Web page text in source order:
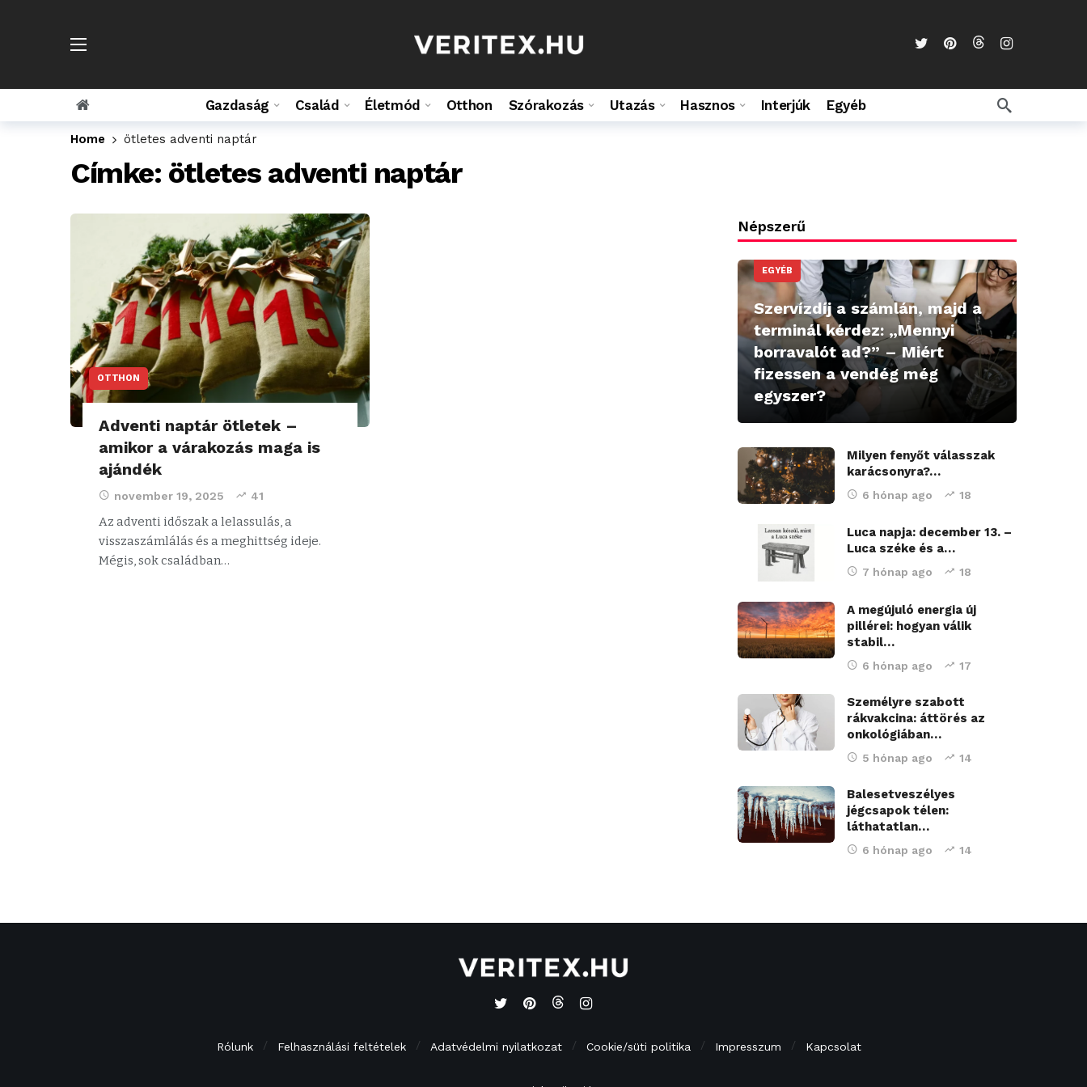
Gazdaság Család Életmód Otthon Szórakozás Utazás Hasznos Interjúk Egyéb
Home ötletes adventi naptár
Címke: ötletes adventi naptár
OTTHON
Adventi naptár ötletek –
amikor a várakozás maga is
ajándék
november 19, 2025 41
Az adventi időszak a lelassulás, a
visszaszámlálás és a meghittség ideje.
Mégis, sok családban…
Népszerű
EGYÉB
Szervízdíj a számlán, majd a
terminál kérdez: „Mennyi
borravalót ad?” – Miért
fizessen a vendég még
egyszer?
Milyen fenyőt válasszak
karácsonyra?…
6 hónap ago 18
Luca napja: december 13. –
Luca széke és a…
7 hónap ago 18
A megújuló energia új
pillérei: hogyan válik
stabil…
6 hónap ago 17
Személyre szabott
rákvakcina: áttörés az
onkológiában…
5 hónap ago 14
Balesetveszélyes
jégcsapok télen:
láthatatlan…
6 hónap ago 14
Rólunk Felhasználási feltételek Adatvédelmi nyilatkozat Cookie/süti politika Impresszum Kapcsolat